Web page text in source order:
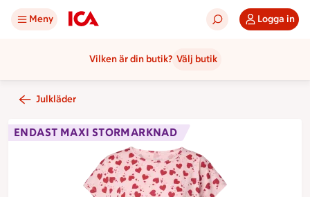
Meny Logga in
Vilken är din butik? Välj butik
Julkläder
ENDAST MAXI STORMARKNAD